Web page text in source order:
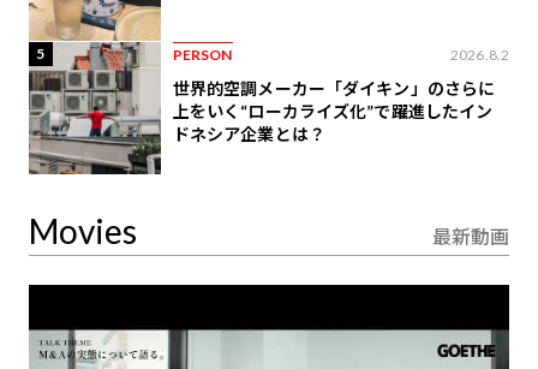
5 PERSON 2026.8.2
世界的空調メーカー「ダイキン」のさらに
上をいく“ローカライズ化”で躍進したイン
ドネシア企業とは？
Movies 最新動画